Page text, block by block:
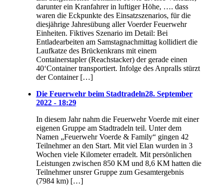
darunter ein Kranfahrer in luftiger Höhe, …. dass
waren die Eckpunkte des Einsatzszenarios, für die
diesjährige Jahresübung aller Voerder Feuerwehr
Einheiten. Fiktives Szenario im Detail: Bei
Entladearbeiten am Samstagnachmittag kollidiert die
Laufkatze des Brückenkrans mit einem
Containerstapler (Reachstacker) der gerade einen
40‘Container transportiert. Infolge des Anpralls stürzt
der Container […]
Die Feuerwehr beim Stadtradeln28. September
2022 - 18:29
In diesem Jahr nahm die Feuerwehr Voerde mit einer
eigenen Gruppe am Stadtradeln teil. Unter dem
Namen „Feuerwehr Voerde & Family“ gingen 42
Teilnehmer an den Start. Mit viel Elan wurden in 3
Wochen viele Kilometer erradelt. Mit persönlichen
Leistungen zwischen 850 KM und 8,6 KM hatten die
Teilnehmer unsrer Gruppe zum Gesamtergebnis
(7984 km) […]